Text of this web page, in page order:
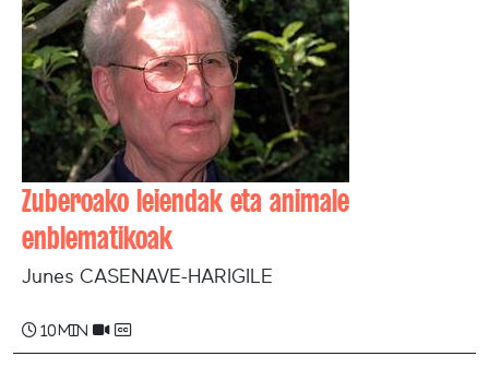
Zuberoako leiendak eta animale
enblematikoak
Junes CASENAVE-HARIGILE
10 min